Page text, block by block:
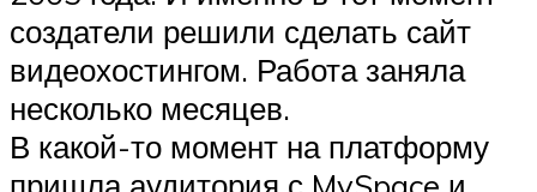
создатели решили сделать сайт
видеохостингом. Работа заняла
несколько месяцев.
В какой-то момент на платформу